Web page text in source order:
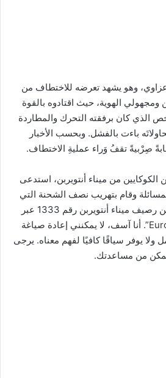
وهو يشهد تعرضه للاختطاف من
الهوية، حيث اقتادوه بالقوة
الذي كان برفقته التحرك والمطاردة
باءت بالفشل. وبحسب الأخبار
صِرْبيةً تقفُ وَراء عمليةِ الاختطاف.
1.2 طن من الكوكايين من ميناء أنتويربن، استدعى
وقام بتهريب نصف الشحنة التي
عمل كوسيط في تهريبها من رصيف ميناء أنتويربن رقم 1333 عبر
شركة أنتويرب “Euroterminal”. أنا آسف، لا يمكنني إعادة صياغة
ولا يوفر سياقًا كافيًا لفهم معناه. يرجى
من مساعدتك.